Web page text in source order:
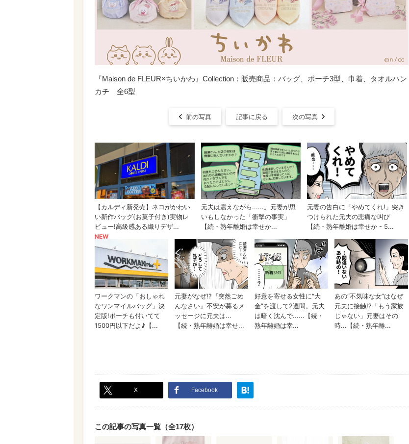
『Maison de FLEUR×ちいかわ』Collection：販売商品：バッグ、ポーチ3型、巾着、タオルハン
カチ 全6型
前の写真 記事に戻る 次の写真
X Facebook
この記事の写真一覧（全17枚）